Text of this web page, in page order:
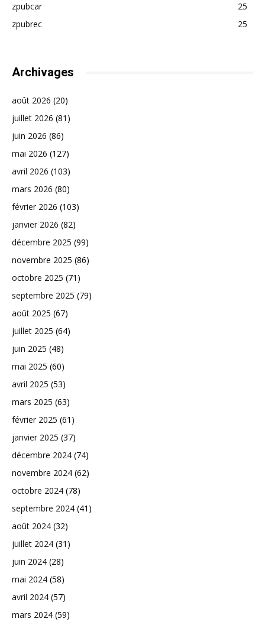
zpubcar
25
zpubrec
25
Archivages
août 2026 (20)
juillet 2026 (81)
juin 2026 (86)
mai 2026 (127)
avril 2026 (103)
mars 2026 (80)
février 2026 (103)
janvier 2026 (82)
décembre 2025 (99)
novembre 2025 (86)
octobre 2025 (71)
septembre 2025 (79)
août 2025 (67)
juillet 2025 (64)
juin 2025 (48)
mai 2025 (60)
avril 2025 (53)
mars 2025 (63)
février 2025 (61)
janvier 2025 (37)
décembre 2024 (74)
novembre 2024 (62)
octobre 2024 (78)
septembre 2024 (41)
août 2024 (32)
juillet 2024 (31)
juin 2024 (28)
mai 2024 (58)
avril 2024 (57)
mars 2024 (59)